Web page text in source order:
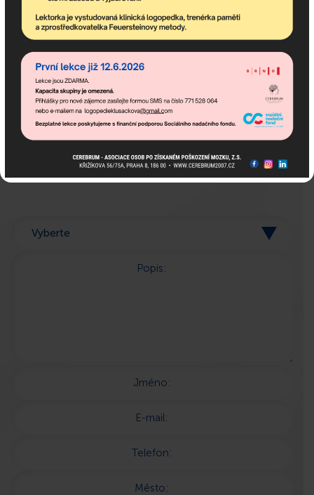
Pokud potřebujete poradit,
jsme tu pro Vás!
Popis:
Jméno:
E-mail:
Telefon:
Město: